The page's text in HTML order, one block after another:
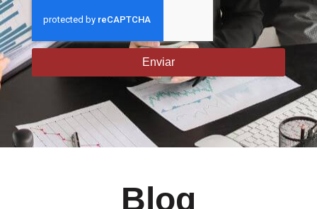
Enviar
Blog